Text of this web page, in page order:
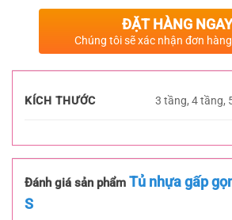
ĐẶT HÀNG NGAY
Chúng tôi sẽ xác nhận đơn
KÍCH THƯỚC 3 tầng, 4 tầng,
Đánh giá sản phẩm Tủ nhựa gấp
S